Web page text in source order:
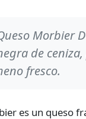
Morbier
de
fresco.
es un queso